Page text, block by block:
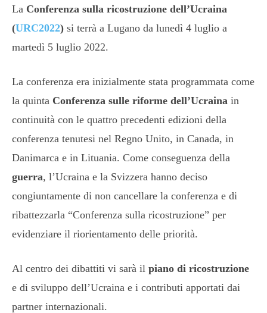
La Conferenza sulla ricostruzione dell’Ucraina
(URC2022) si terrà a Lugano da lunedì 4 luglio a
martedì 5 luglio 2022.
La conferenza era inizialmente stata programmata come
la quinta Conferenza sulle riforme dell’Ucraina in
continuità con le quattro precedenti edizioni della
conferenza tenutesi nel Regno Unito, in Canada, in
Danimarca e in Lituania. Come conseguenza della
guerra, l’Ucraina e la Svizzera hanno deciso
congiuntamente di non cancellare la conferenza e di
ribattezzarla “Conferenza sulla ricostruzione” per
evidenziare il riorientamento delle priorità.
Al centro dei dibattiti vi sarà il piano di ricostruzione
e di sviluppo dell’Ucraina e i contributi apportati dai
partner internazionali.